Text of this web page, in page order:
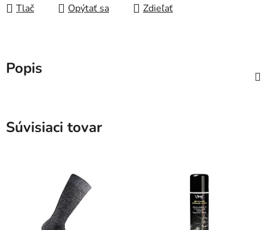
Tlač Opýtať sa Zdieľať
Popis
Súvisiaci tovar